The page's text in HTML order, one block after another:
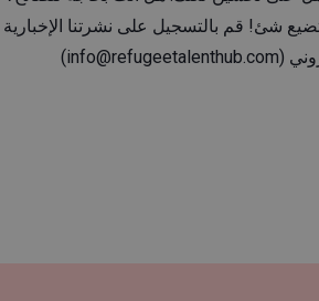
شئ! قم بالتسجيل على نشرتنا الإخبارية
(
info@refugeetalenthub.com
)